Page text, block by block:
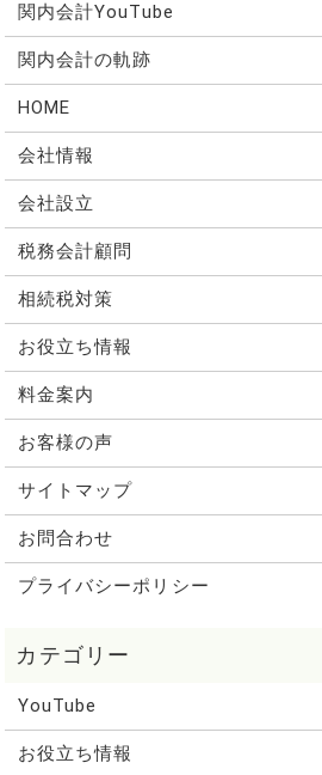
関内会計YouTube
関内会計の軌跡
HOME
会社情報
会社設立
税務会計顧問
相続税対策
お役立ち情報
料金案内
お客様の声
サイトマップ
お問合わせ
プライバシーポリシー
YouTube
お役立ち情報